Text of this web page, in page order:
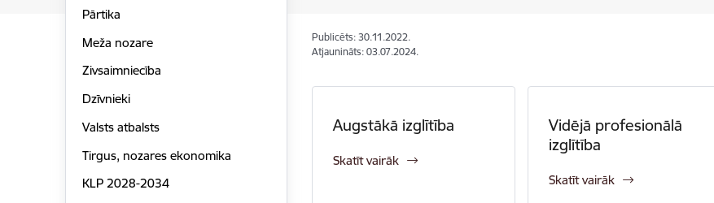
Pārtika
Meža nozare
Zivsaimniecība
Dzīvnieki
Valsts atbalsts
Tirgus, nozares ekonomika
KLP 2028-2034
Publicēts: 30.11.2022.
Atjaunināts: 03.07.2024.
Augstākā izglītība
Skatīt vairāk
Vidējā profesionālā
izglītība
Skatīt vairāk